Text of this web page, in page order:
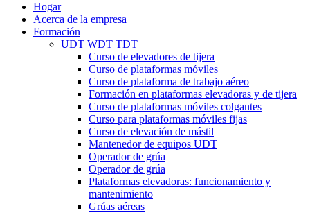
Hogar
Acerca de la empresa
Formación
UDT WDT TDT
Curso de elevadores de tijera
Curso de plataformas móviles
Curso de plataforma de trabajo aéreo
Formación en plataformas elevadoras y de tijera
Curso de plataformas móviles colgantes
Curso para plataformas móviles fijas
Curso de elevación de mástil
Mantenedor de equipos UDT
Operador de grúa
Operador de grúa
Plataformas elevadoras: funcionamiento y
mantenimiento
Grúas aéreas